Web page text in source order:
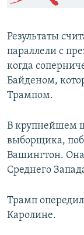
Результаты
параллели с
когда
Байденом,
Трампом.
В крупнейшем
выборщика,
Вашингтон.
Среднего
Трамп
Каролине.